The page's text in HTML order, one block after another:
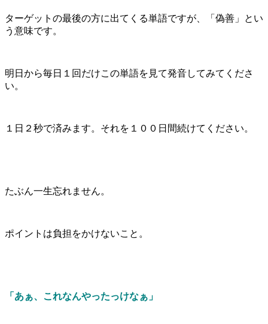
ターゲットの最後の方に出てくる単語ですが、「偽善」とい
う意味です。
明日から毎日１回だけこの単語を見て発音してみてくださ
い。
１日２秒で済みます。それを１００日間続けてください。
たぶん一生忘れません。
ポイントは負担をかけないこと。
「あぁ、これなんやったっけなぁ」